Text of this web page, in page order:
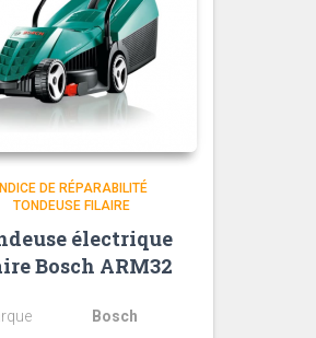
DE RÉPARABILITÉ
TONDEUSE FILAIRE
électrique
Bosch ARM32
Bosch